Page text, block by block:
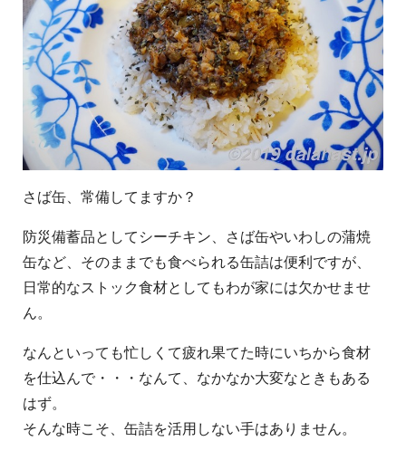
さば缶、常備してますか？
防災備蓄品としてシーチキン、さば缶やいわしの蒲焼
缶など、そのままでも食べられる缶詰は便利ですが、
日常的なストック食材としてもわが家には欠かせませ
ん。
なんといっても忙しくて疲れ果てた時にいちから食材
を仕込んで・・・なんて、なかなか大変なときもある
はず。
そんな時こそ、缶詰を活用しない手はありません。